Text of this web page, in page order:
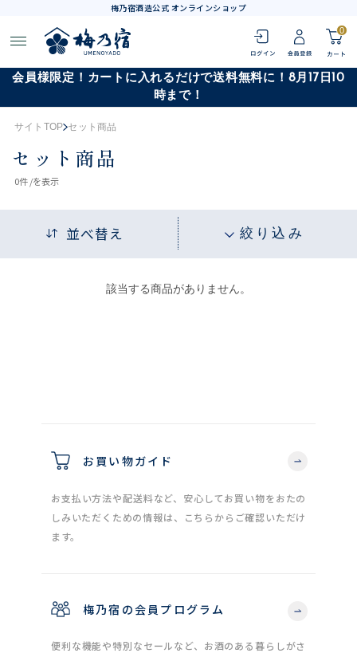
梅乃宿酒造公式 オンラインショップ
0
会員様限定！カートに入れるだけで送料無料に！8月17日10
時まで！
サイトTOP セット商品
セット商品
0件 /を表示
並べ替え 絞り込み
該当する商品がありません。
お買い物ガイド
お支払い方法や配送料など、安心してお買い物をおたの
しみいただくための情報は、こちらからご確認いただけ
ます。
梅乃宿の会員プログラム
便利な機能や特別なセールなど、お酒のある暮らしがさ